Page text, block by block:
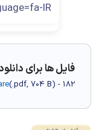
IR
فایل ها برای
(.pdf, 704 B) - 182 دانلود(ها)